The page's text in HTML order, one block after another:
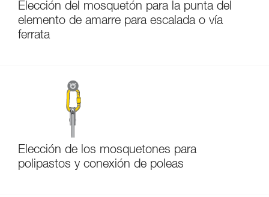
Elección del mosquetón para la punta del
elemento de amarre para escalada o vía
ferrata
Elección de los mosquetones para
polipastos y conexión de poleas